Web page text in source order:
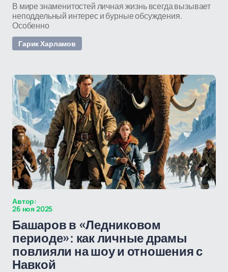
В мире знаменитостей личная жизнь всегда вызывает
неподдельный интерес и бурные обсуждения.
Особенно
Гарик Харламов
Автор:
26 ноя 2025
Башаров в «Ледниковом
периоде»: как личные драмы
повлияли на шоу и отношения с
Навкой